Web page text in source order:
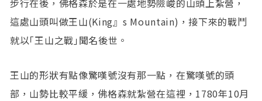
步行在後，佛格森於是在一處地勢險峻的山頭上紮營，
這處山頭叫做王山(King』s Mountain)，接下來的戰鬥
就以｢王山之戰｣聞名後世。
王山的形狀有點像驚嘆號沒有那一點，在驚嘆號的頭
部，山勢比較平緩，佛格森就紮營在這裡，1780年10月